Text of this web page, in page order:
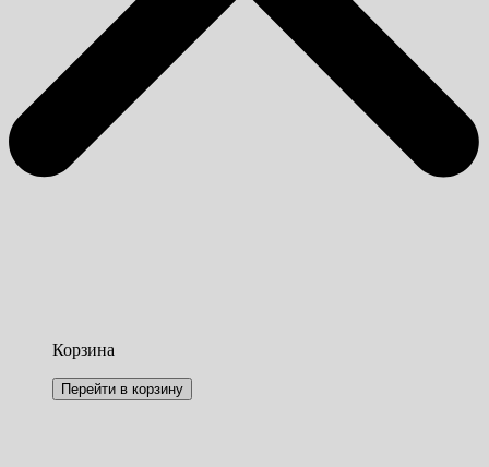
Корзина
Перейти в корзину